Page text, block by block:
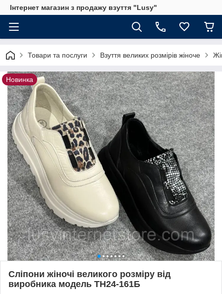
Інтернет магазин з продажу взуття "Lusy"
Товари та послуги Взуття великих розмірів жіноче
Новинка
Сліпони жіночі великого розміру від
виробника модель ТН24-161Б